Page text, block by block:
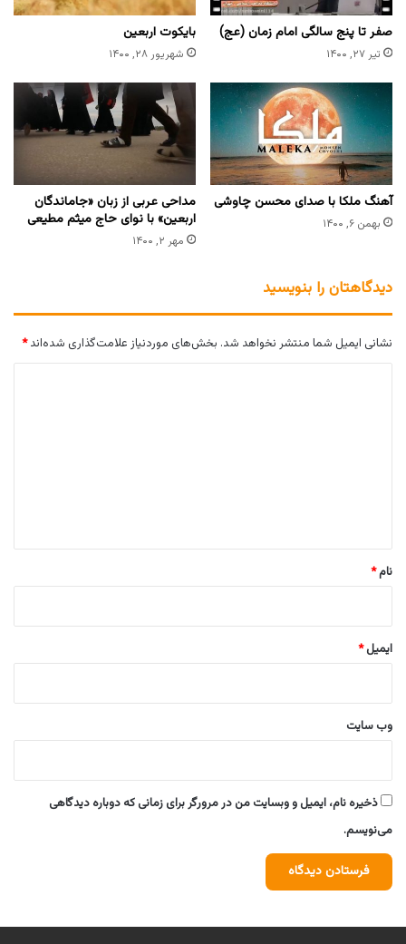
صفر تا پنج سالگی امام زمان (عج)
تیر ۲۷, ۱۴۰۰
بایکوت اربعین
شهریور ۲۸, ۱۴۰۰
آهنگ ملکا با صدای محسن چاوشی
بهمن ۶, ۱۴۰۰
مداحی عربی از زبان «جاماندگان
اربعین» با نوای حاج میثم مطیعی
مهر ۲, ۱۴۰۰
دیدگاهتان را بنویسید
نشانی ایمیل شما منتشر نخواهد شد. بخش‌های موردنیاز علامت‌گذاری شده‌اند*
نام*
ایمیل*
وب‌ سایت
ذخیره نام، ایمیل و وبسایت من در مرورگر برای زمانی که دوباره دیدگاهی
می‌نویسم.